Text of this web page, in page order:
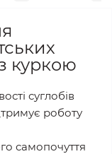
куркою
суглобів
роботу
самопочуття